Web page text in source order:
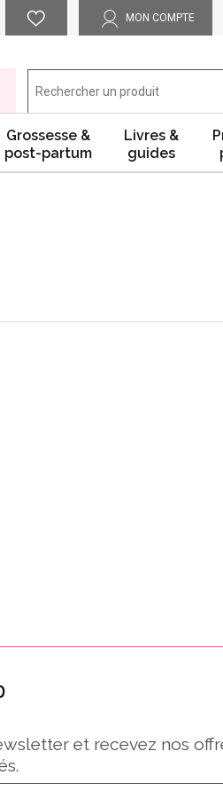
MON COMPTE
Grossesse &
post-partum
Livres &
guides
et recevez nos